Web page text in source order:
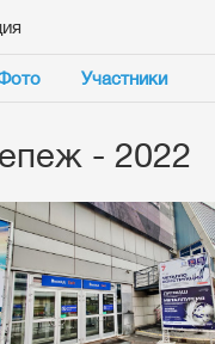
Участники
- 2022